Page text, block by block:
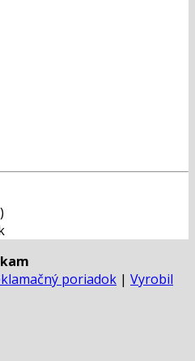
poriadok | Vyrobil